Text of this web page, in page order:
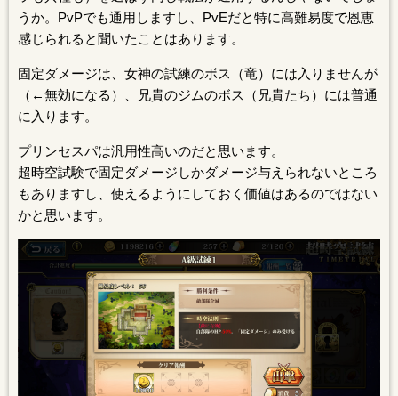
うか。PvPでも通用しますし、PvEだと特に高難易度で恩恵
感じられると聞いたことはあります。
固定ダメージは、女神の試練のボス（竜）には入りませんが
（←無効になる）、兄貴のジムのボス（兄貴たち）には普通
に入ります。
プリンセスパは汎用性高いのだと思います。
超時空試験で固定ダメージしかダメージ与えられないところ
もありますし、使えるようにしておく価値はあるのではない
かと思います。